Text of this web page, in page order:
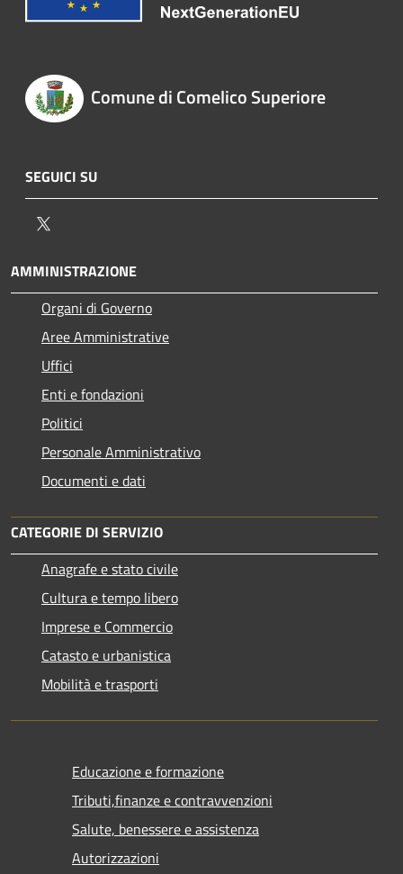
Comune di Comelico Superiore
SEGUICI SU
AMMINISTRAZIONE
Organi di Governo
Aree Amministrative
Uffici
Enti e fondazioni
Politici
Personale Amministrativo
Documenti e dati
CATEGORIE DI SERVIZIO
Anagrafe e stato civile
Cultura e tempo libero
Imprese e Commercio
Catasto e urbanistica
Mobilità e trasporti
Educazione e formazione
Tributi,finanze e contravvenzioni
Salute, benessere e assistenza
Autorizzazioni